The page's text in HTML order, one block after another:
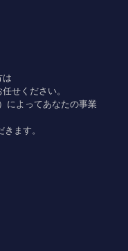
せください。
よってあなたの事業
ます。